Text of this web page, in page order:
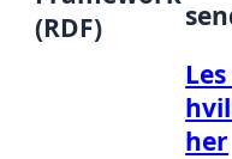
(RDF)
her